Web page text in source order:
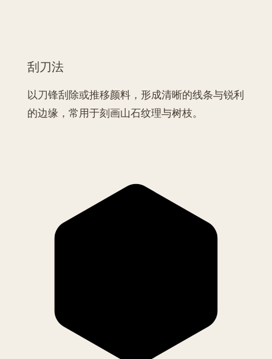
刮刀法
以刀锋刮除或推移颜料，形成清晰的线条与锐利
的边缘，常用于刻画山石纹理与树枝。